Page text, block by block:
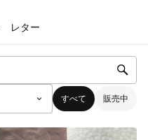
レター
すべて 販売中